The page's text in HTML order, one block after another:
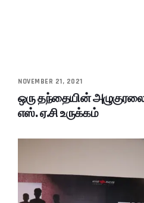
NOVEMBER 21, 2021
ஒரு தந்தையின்
எஸ். ஏ.சி உருக்கம்